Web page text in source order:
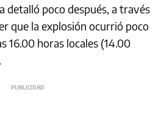
detalló poco después, a través
que la explosión ocurrió poco
16.00 horas locales (14.00